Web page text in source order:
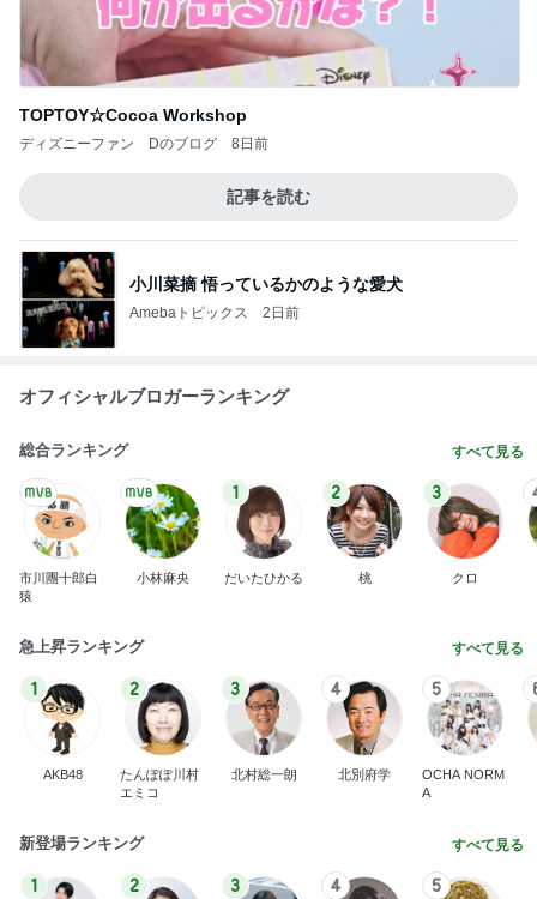
TOPTOY☆Cocoa Workshop
ディズニーファン Dのブログ 8日前
記事を読む
小川菜摘 悟っているかのような愛犬
Amebaトピックス 2日前
オフィシャルブロガーランキング
総合ランキング すべて見る
市川團十郎白
猿
小林麻央
1
だいたひかる
2
桃
3
クロ
急上昇ランキング すべて見る
1
AKB48
2
たんぽぽ川村
エミコ
3
北村総一朗
4
北別府学
5
OCHA NORM
A
新登場ランキング すべて見る
1 2 3 4 5